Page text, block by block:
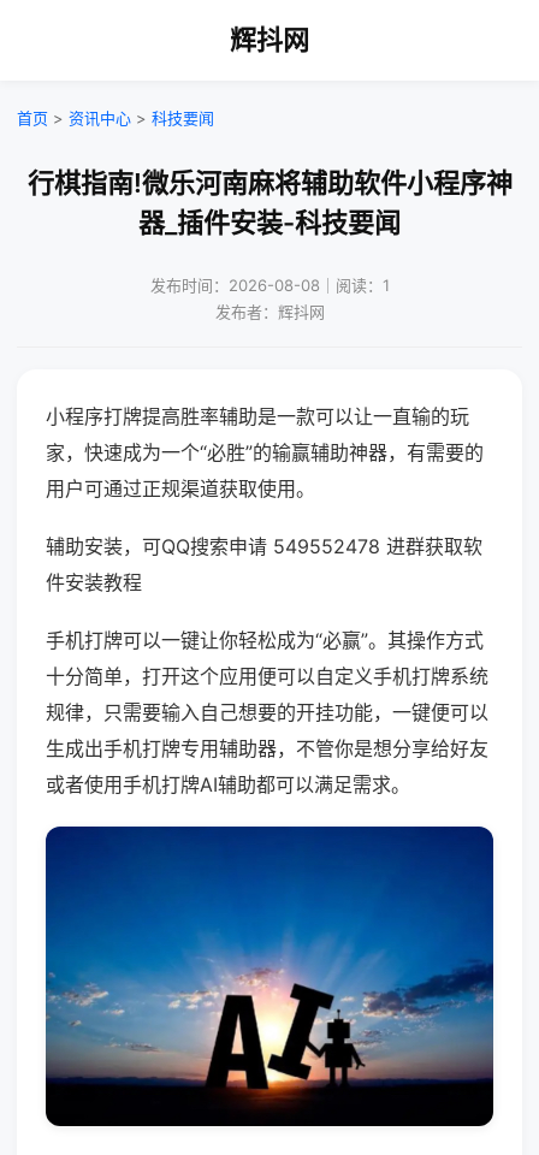
辉抖网
首页 > 资讯中心 > 科技要闻
行棋指南!微乐河南麻将辅助软件小程序神
器_插件安装-科技要闻
发布时间：2026-08-08｜阅读：1
发布者：辉抖网
小程序打牌提高胜率辅助是一款可以让一直输的玩
家，快速成为一个“必胜”的输赢辅助神器，有需要的
用户可通过正规渠道获取使用。
辅助安装，可QQ搜索申请 549552478 进群获取软
件安装教程
手机打牌可以一键让你轻松成为“必赢”。其操作方式
十分简单，打开这个应用便可以自定义手机打牌系统
规律，只需要输入自己想要的开挂功能，一键便可以
生成出手机打牌专用辅助器，不管你是想分享给好友
或者使用手机打牌AI辅助都可以满足需求。